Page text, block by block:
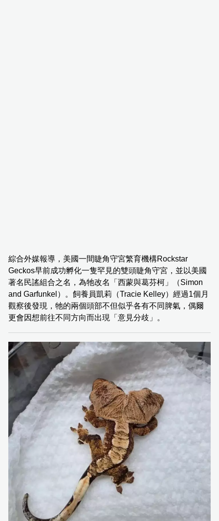
綜合外媒報導，美國一間睫角守宮繁育機構Rockstar
Geckos早前成功孵化一隻罕見的雙頭睫角守宮，並以美國
著名民謠組合之名，為牠改名「西蒙與葛芬柯」（Simon
and Garfunkel）。飼養員凱莉（Tracie Kelley）經過1個月
觀察後發現，牠的兩個頭部不但似乎各有不同脾氣，偶爾
更會因想前往不同方向而出現「意見分歧」。